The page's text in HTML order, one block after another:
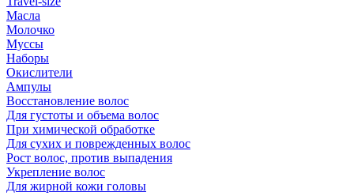
Масла
Молочко
Муссы
Наборы
Окислители
Ампулы
Восстановление волос
Для густоты и объема волос
При химической обработке
Для сухих и поврежденных волос
Рост волос, против выпадения
Укрепление волос
Для жирной кожи головы